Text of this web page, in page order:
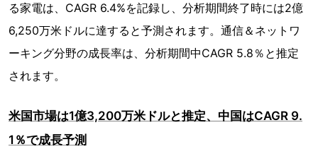
る家電は、CAGR 6.4%を記録し、分析期間終了時には2億
6,250万米ドルに達すると予測されます。通信＆ネットワ
ーキング分野の成長率は、分析期間中CAGR 5.8％と推定
されます。
米国市場は1億3,200万米ドルと推定、中国はCAGR 9.
1％で成長予測